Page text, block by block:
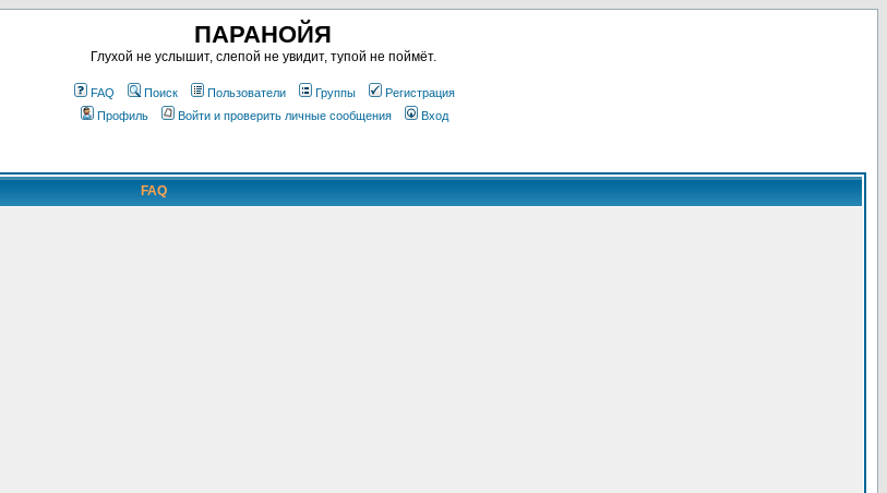
ПАРАНОЙЯ
Глухой не услышит, слепой не увидит, тупой не поймёт.
FAQ Поиск Пользователи Группы
Регистрация
Профиль
Войти и проверить личные сообщения Вход
FAQ